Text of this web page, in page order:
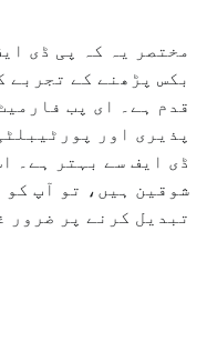
مختصر یہ کہ پی ڈی
بکس پڑھنے کے تجربے
قدم ہے۔ ای پب
پذیری اور
ڈی ایف سے بہتر ہے۔
شوقین ہیں، تو آپ
تبدیل کرنے پر ضرور